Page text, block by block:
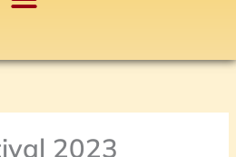
2023